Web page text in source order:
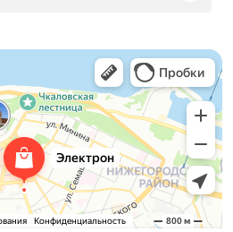
в Нижнем Новгороде